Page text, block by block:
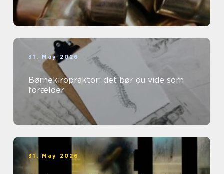
31. May 2026
Børnekiropraktor: det bør du vide som
forælder
31. May 2026